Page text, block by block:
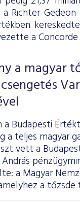
Richter
a Concorde
a magyar
a Budapesti
a teljes magyar
vett a
a Magyar
a tőzsde